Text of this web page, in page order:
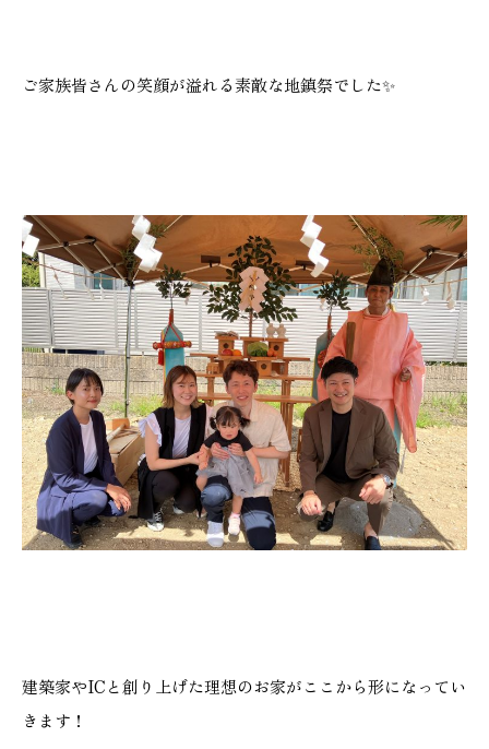
ご家族皆さんの笑顔が溢れる素敵な地鎮祭でした✨
建築家やICと創り上げた理想のお家がここから形になってい
きます！